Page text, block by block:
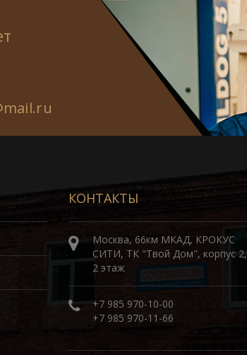
КОНТАКТЫ
Москва, 66км МКАД, КРОКУС
СИТИ, ТК "Твой Дом", корпус 2,
2 этаж
+7 985 970-10-00
+7 985 970-11-66